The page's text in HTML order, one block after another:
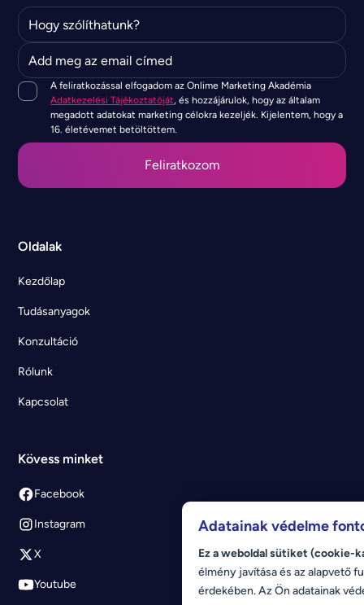
A feliratkozással elfogadom az Onlime Marketing Akadémia
Adatkezelési Tájékoztatóját, és hozzájárulok, hogy az általam
megadott adatokat marketing célokra kezeljék. Kijelentem, hogy a
16. életévemet betöltöttem.
Oldalak
Kezdőlap
Tudásanyagok
Konzultáció
Rólunk
Kapcsolat
Kövess minket
Facebook
Instagram
X
Youtube
Adatainak védelme
Ez a weboldal sütiket (cookie-
élmény javítása és az alapvető
érdekében. Az Ön adatainak